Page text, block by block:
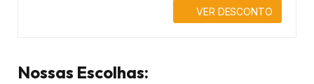
VER DESCONTO
Nossas Escolhas: